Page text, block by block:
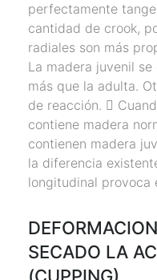
perfectamente
cantidad de crook,
radiales son más
La madera juvenil
más que la adulta.
de reacción. 􀂃
contiene madera
contienen madera
la diferencia
longitudinal provoca
SECADO LA